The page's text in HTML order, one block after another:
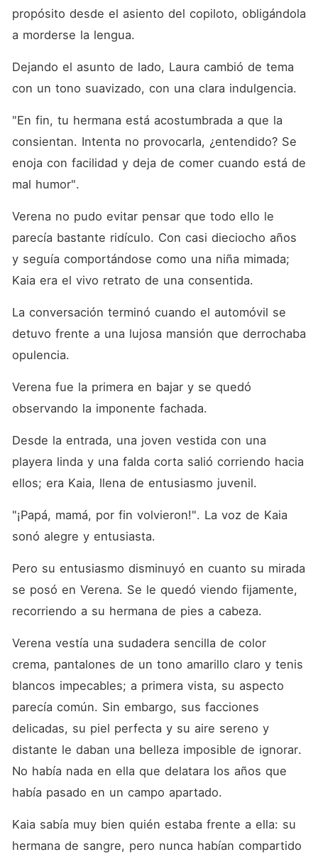
propósito desde el asiento del copiloto, obligándola
a morderse la lengua.
Dejando el asunto de lado, Laura cambió de tema
con un tono suavizado, con una clara indulgencia.
"En fin, tu hermana está acostumbrada a que la
consientan. Intenta no provocarla, ¿entendido? Se
enoja con facilidad y deja de comer cuando está de
mal humor".
Verena no pudo evitar pensar que todo ello le
parecía bastante ridículo. Con casi dieciocho años
y seguía comportándose como una niña mimada;
Kaia era el vivo retrato de una consentida.
La conversación terminó cuando el automóvil se
detuvo frente a una lujosa mansión que derrochaba
opulencia.
Verena fue la primera en bajar y se quedó
observando la imponente fachada.
Desde la entrada, una joven vestida con una
playera linda y una falda corta salió corriendo hacia
ellos; era Kaia, llena de entusiasmo juvenil.
"¡Papá, mamá, por fin volvieron!". La voz de Kaia
sonó alegre y entusiasta.
Pero su entusiasmo disminuyó en cuanto su mirada
se posó en Verena. Se le quedó viendo fijamente,
recorriendo a su hermana de pies a cabeza.
Verena vestía una sudadera sencilla de color
crema, pantalones de un tono amarillo claro y tenis
blancos impecables; a primera vista, su aspecto
parecía común. Sin embargo, sus facciones
delicadas, su piel perfecta y su aire sereno y
distante le daban una belleza imposible de ignorar.
No había nada en ella que delatara los años que
había pasado en un campo apartado.
Kaia sabía muy bien quién estaba frente a ella: su
hermana de sangre, pero nunca habían compartido